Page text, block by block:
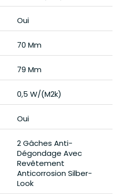
Oui
70 Mm
79 Mm
0,5 W/(m2k)
Oui
2 Gâches Anti-
Dégondage Avec
Revêtement
Anticorrosion Silber-
Look